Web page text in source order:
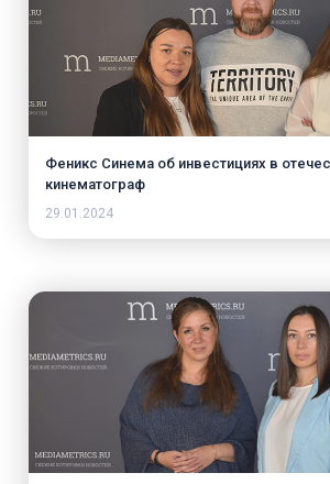
Феникс Синема об инвестициях в
кинематограф
29.01.2024